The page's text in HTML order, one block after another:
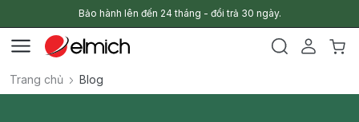
Bảo hành lên đến 24 tháng - đổi trả 30 ngày.
Trang chủ Blog